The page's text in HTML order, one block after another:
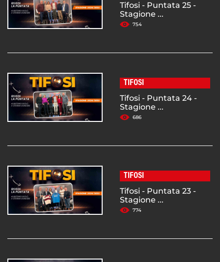
Tifosi - Puntata 25 -
Stagione ...
754
TIFOSI
Tifosi - Puntata 24 -
Stagione ...
686
TIFOSI
Tifosi - Puntata 23 -
Stagione ...
774